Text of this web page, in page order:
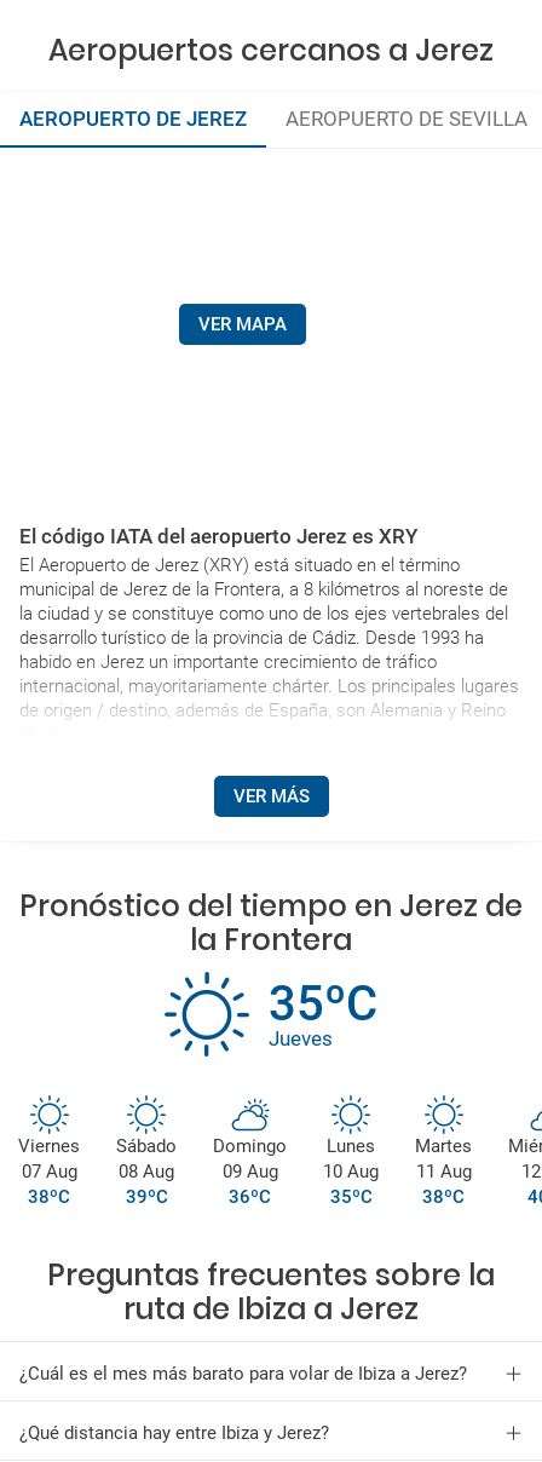
Aeropuertos cercanos a Jerez
AEROPUERTO DE JEREZ AEROPUERTO DE SEVILLA
VER MAPA
El código IATA del aeropuerto Jerez es XRY
El Aeropuerto de Jerez (XRY) está situado en el término
municipal de Jerez de la Frontera, a 8 kilómetros al noreste de
la ciudad y se constituye como uno de los ejes vertebrales del
desarrollo turístico de la provincia de Cádiz. Desde 1993 ha
habido en Jerez un importante crecimiento de tráfico
internacional, mayoritariamente chárter. Los principales lugares
de origen / destino, además de España, son Alemania y Reino
VER MÁS
Pronóstico del tiempo en Jerez de
la Frontera
35ºC
Jueves
Viernes
07 Aug
38ºC
Sábado
08 Aug
39ºC
Domingo
09 Aug
36ºC
Lunes
10 Aug
35ºC
Martes
11 Aug
38ºC
Preguntas frecuentes sobre la
ruta de Ibiza a Jerez
¿Cuál es el mes más barato para volar de Ibiza a Jerez?
¿Qué distancia hay entre Ibiza y Jerez?